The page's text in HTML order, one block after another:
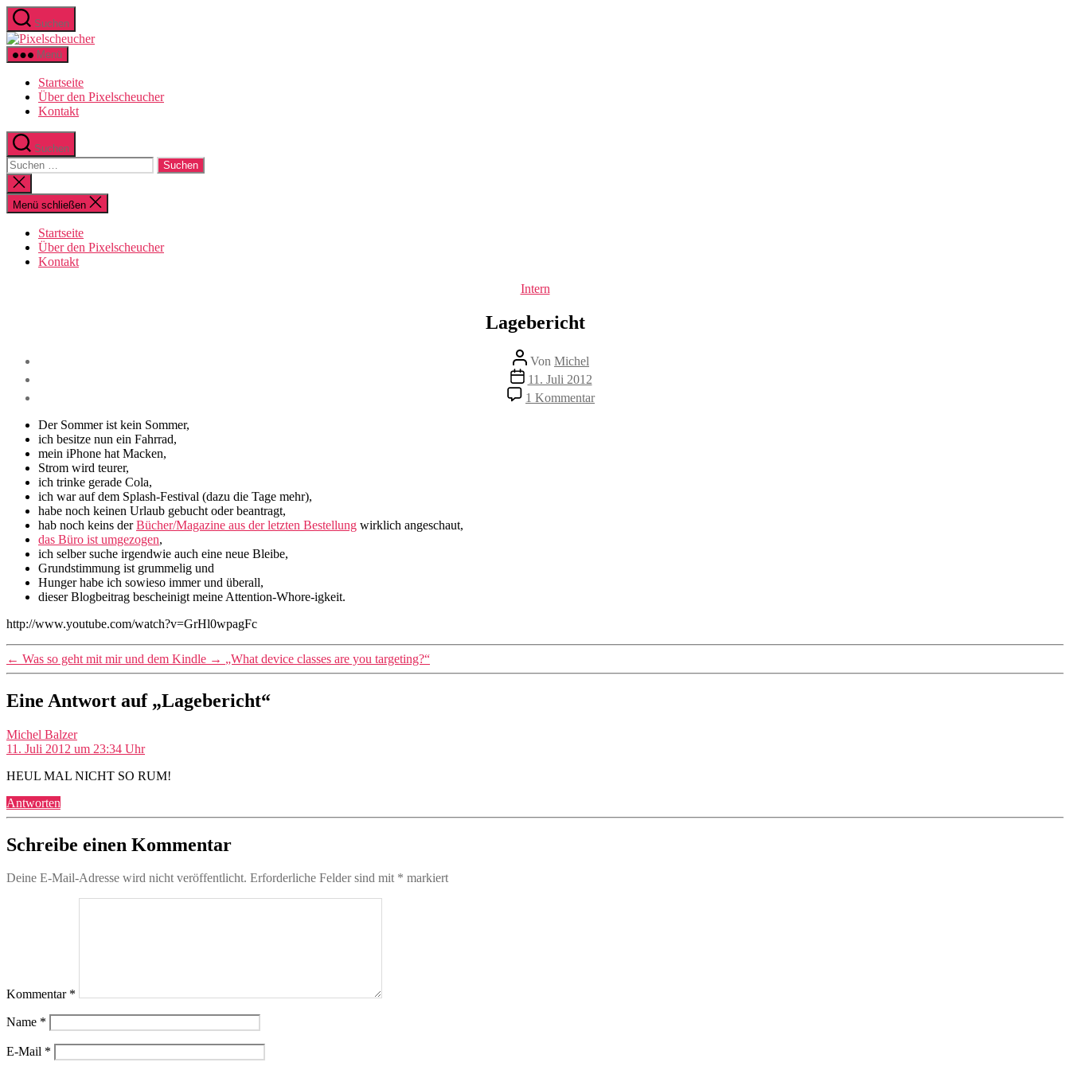
Zum
Inhalt
springen
Suchen
Pixelscheucher
Menü
Startseite
Über den Pixelscheucher
Kontakt
Suchen
Suchen
nach:
Suche
schließen
Menü schließen
Startseite
Über den Pixelscheucher
Kontakt
Kategorien
Intern
Lagebericht
Beitragsautor
Von Michel
Veröffentlichungsdatum
11. Juli 2012
1 Kommentarzu
Lagebericht
Der Sommer ist kein Sommer,
ich besitze nun ein Fahrrad,
mein iPhone hat Macken,
Strom wird teurer,
ich trinke gerade Cola,
ich war auf dem Splash-Festival (dazu die Tage mehr),
habe noch keinen Urlaub gebucht oder beantragt,
hab noch keins derBücher/Magazine aus der letzten Bestellung wirklich angeschaut,
das Büro ist umgezogen,
ich selber suche irgendwie auch eine neue Bleibe,
Grundstimmung ist grummelig und
Hunger habe ich sowieso immer und überall,
dieser Blogbeitrag bescheinigt meine Attention-Whore-igkeit.
http://www.youtube.com/watch?v=GrHl0wpagFc
← Was so geht mit mir und dem Kindle → „What device classes are you targeting?“
Eine Antwort auf „Lagebericht“
Michel Balzersagt:
11. Juli 2012 um 23:34 Uhr
HEUL MAL NICHT SO RUM!
Antworten
Schreibe einen Kommentar
Deine E-Mail-Adresse wird nicht veröffentlicht. Erforderliche Felder sind mit * markiert
Kommentar *
Name *
E-Mail *